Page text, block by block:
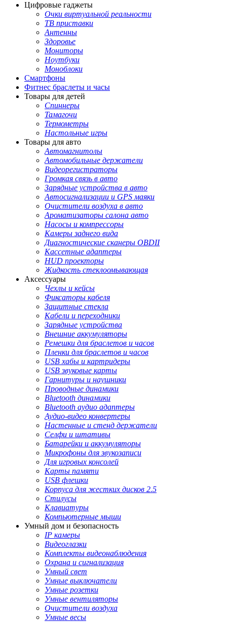
Цифровые гаджеты
Очки виртуальной реальности
ТВ приставки
Антенны
Здоровье
Мониторы
Ноутбуки
Моноблоки
Смартфоны
Фитнес браслеты и часы
Товары для детей
Спиннеры
Тамагочи
Термометры
Настольные игры
Товары для авто
Автомагнитолы
Автомобильные держатели
Видеорегистраторы
Громкая связь в авто
Зарядные устройства в авто
Автосигнализации и GPS маяки
Очистители воздуха в авто
Ароматизаторы салона авто
Насосы и компрессоры
Камеры заднего вида
Диагностические сканеры OBDII
Кассетные адаптеры
HUD проекторы
Жидкость стеклоомывающая
Аксессуары
Чехлы и кейсы
Фиксаторы кабеля
Защитные стекла
Кабели и переходники
Зарядные устройства
Внешние аккумуляторы
Ремешки для браслетов и часов
Пленки для браслетов и часов
USB хабы и картридеры
USB звуковые карты
Гарнитуры и наушники
Проводные динамики
Bluetooth динамики
Bluetooth аудио адаптеры
Аудио-видео конвертеры
Настенные и стенд держатели
Селфи и штативы
Батарейки и аккумуляторы
Микрофоны для звукозаписи
Для игровых консолей
Карты памяти
USB флешки
Корпуса для жестких дисков 2.5
Стилусы
Клавиатуры
Компьютерные мыши
Умный дом и безопасность
IP камеры
Видеоглазки
Комплекты видеонаблюдения
Охрана и сигнализация
Умный свет
Умные выключатели
Умные розетки
Умные вентиляторы
Очистители воздуха
Умные весы